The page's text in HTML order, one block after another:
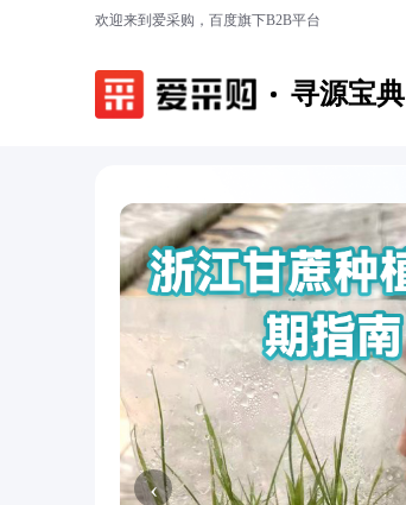
欢迎来到爱采购，百度旗下B2B平台
寻源宝典
‹